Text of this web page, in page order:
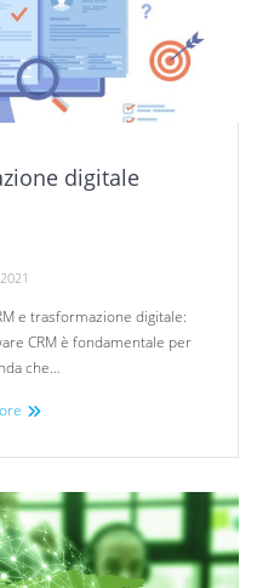
digitale
e trasformazione digitale:
CRM è fondamentale per
che…